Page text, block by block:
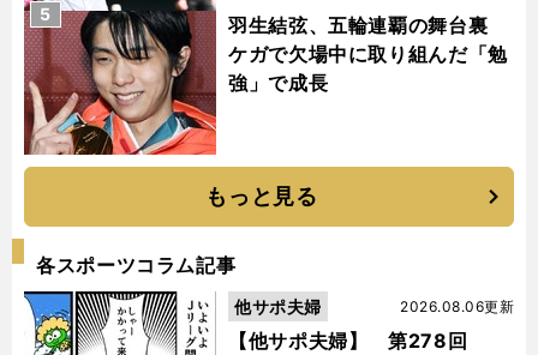
羽生結弦、五輪連覇の舞台裏
ケガで欠場中に取り組んだ「勉
強」で成長
5
もっと見る
各スポーツコラム記事
【他サポ夫婦】 第278回
2026.08.06更新
他サポ夫婦